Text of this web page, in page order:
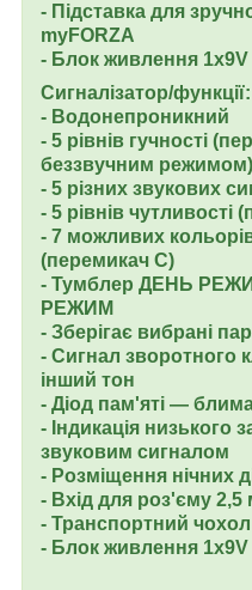
- Підставка для
myFORZA
- Блок живлення 1x9V
Сигналізатор/функції:
- Водонепроникний
- 5 рівнів гучності
беззвучним режимом)
- 5 різних звукових
- 5 рівнів чутливості
- 7 можливих
(перемикач C)
- Тумблер ДЕНЬ
РЕЖИМ
- Зберігає вибрані
- Сигнал зворотного
інший тон
- Діод пам'яті —
- Індикація низького
звуковим сигналом
- Розміщення нічних
- Вхід для роз'єму 2,5
- Транспортний чохол
- Блок живлення 1x9V